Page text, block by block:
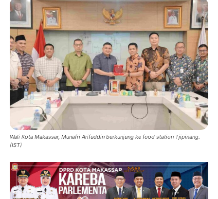
Wali Kota Makassar, Munafri Arifuddin berkunjung ke food station Tjipinang.
(IST)